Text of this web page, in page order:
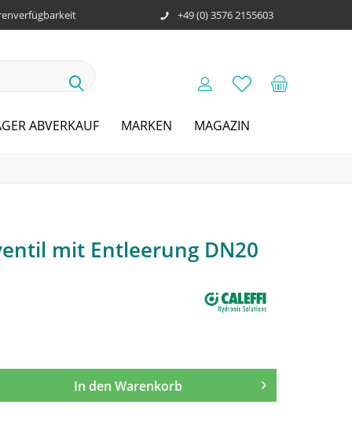
+49 (0) 3576 2155603
ABVERKAUF MARKEN MAGAZIN
mit Entleerung DN20
In den Warenkorb